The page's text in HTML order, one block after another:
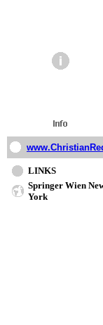
LINKS
Springer Wien
York